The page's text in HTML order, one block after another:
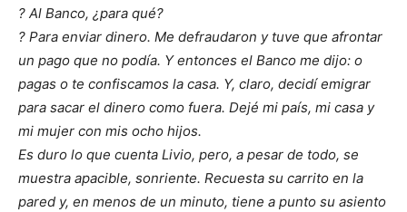
? Al Banco, ¿para qué?
? Para enviar dinero. Me defraudaron y tuve que afrontar
un pago que no podía. Y entonces el Banco me dijo: o
pagas o te confiscamos la casa. Y, claro, decidí emigrar
para sacar el dinero como fuera. Dejé mi país, mi casa y
mi mujer con mis ocho hijos.
Es duro lo que cuenta Livio, pero, a pesar de todo, se
muestra apacible, sonriente. Recuesta su carrito en la
pared y, en menos de un minuto, tiene a punto su asiento